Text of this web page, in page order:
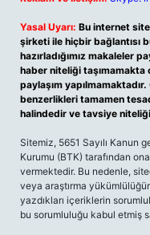
Yasal Uyarı: Bu internet
şirketi ile hiçbir bağlantısı
hazırladığımız makaleler
haber niteliği taşımamakta
paylaşım
benzerlikleri tamamen
halindedir ve tavsiye
Sitemiz, 5651 Sayılı Kanun
Kurumu (BTK) tarafından
vermektedir. Bu nedenle,
veya araştırma
yazdıkları içeriklerin
bu sorumluluğu kabul etmiş